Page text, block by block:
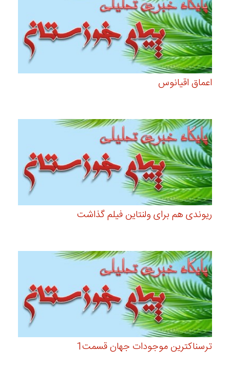
اعماق اقیانوس
ریوندی هم برای ولنتاین فیلم گذاشت
ترسناکترین موجودات جهان قسمت1